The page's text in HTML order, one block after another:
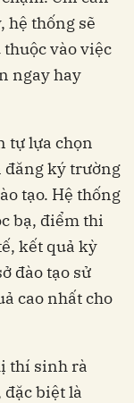
hệ thống sẽ
vào việc
ngay hay
tự lựa chọn
đăng ký trường
tạo. Hệ thống
bạ, điểm thi
kết quả kỳ
đào tạo sử
cao nhất cho
thí sinh rà
biệt là